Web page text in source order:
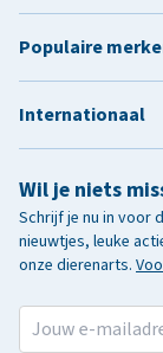
Wil je niets
Schrijf je nu in voor
nieuwtjes, leuke
onze dierenarts.
Populaire
Internationaal